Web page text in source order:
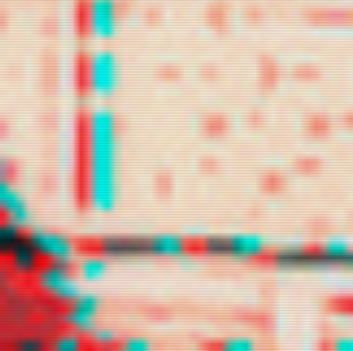
lilacrafit loeynely luvies
marsvit mercurioz namgloo
namicchin s2lock shinous
snowelle swturne telefany